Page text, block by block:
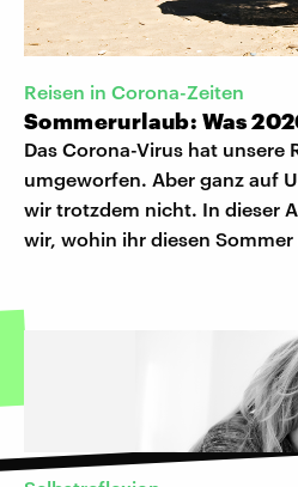
Reisen in Corona-Zeiten
Sommerurlaub: Was
Das Corona-Virus hat unsere
umgeworfen. Aber ganz auf
wir trotzdem nicht. In dieser
wir, wohin ihr diesen